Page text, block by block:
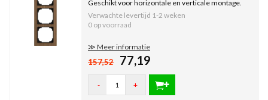
Geschikt voor horizontale en verticale montage.
Serie: Art Linear, kleur: walnoot (hout).
Verwachte levertijd 1-2 weken
0 op voorraad
≫ Meer informatie
157,52 77,19
- +